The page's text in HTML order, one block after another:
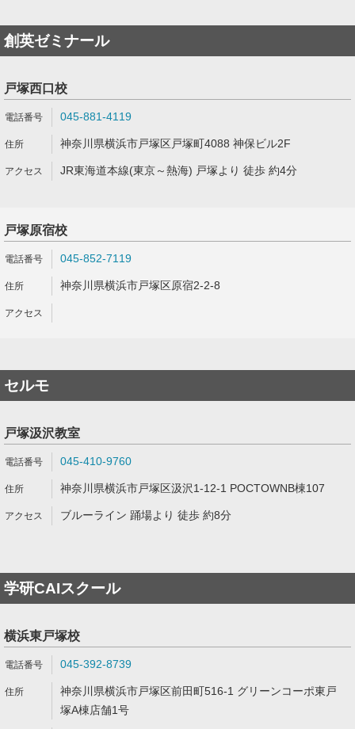
創英ゼミナール
戸塚西口校
045-881-4119
神奈川県横浜市戸塚区戸塚町4088 神保ビル2F
JR東海道本線(東京～熱海) 戸塚より 徒歩 約4分
戸塚原宿校
045-852-7119
神奈川県横浜市戸塚区原宿2-2-8
セルモ
戸塚汲沢教室
045-410-9760
神奈川県横浜市戸塚区汲沢1-12-1 POCTOWNB棟107
ブルーライン 踊場より 徒歩 約8分
学研CAIスクール
横浜東戸塚校
045-392-8739
神奈川県横浜市戸塚区前田町516-1 グリーンコーポ東戸
塚A棟店舗1号